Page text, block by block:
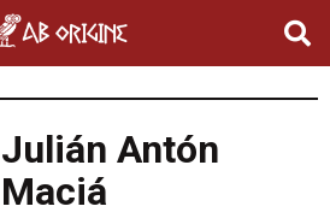
Julián Antón
Maciá